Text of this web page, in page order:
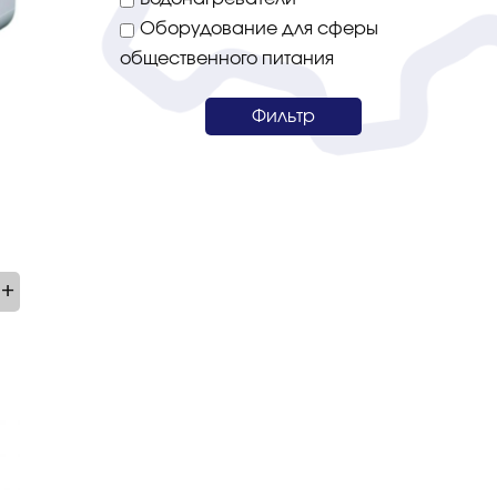
+
Оборудование для сферы
общественного питания
Фильтр